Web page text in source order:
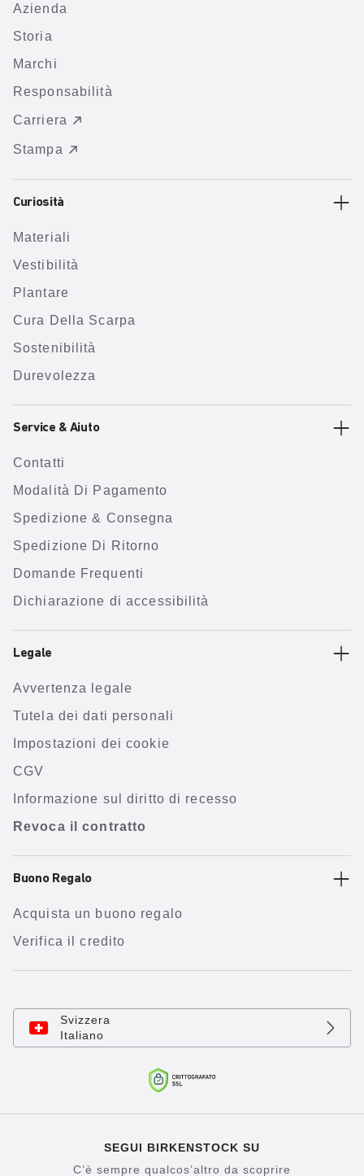
Azienda
Storia
Marchi
Responsabilità
Carriera
Stampa
Curiosità
Materiali
Vestibilità
Plantare
Cura Della Scarpa
Sostenibilità
Durevolezza
Service & Aiuto
Contatti
Modalità Di Pagamento
Spedizione & Consegna
Spedizione Di Ritorno
Domande Frequenti
Dichiarazione di accessibilità
Legale
Avvertenza legale
Tutela dei dati personali
Impostazioni dei cookie
CGV
Informazione sul diritto di recesso
Revoca il contratto
Buono Regalo
Acquista un buono regalo
Verifica il credito
Svizzera
Italiano
SEGUI BIRKENSTOCK SU
C’è sempre qualcos’altro da scoprire